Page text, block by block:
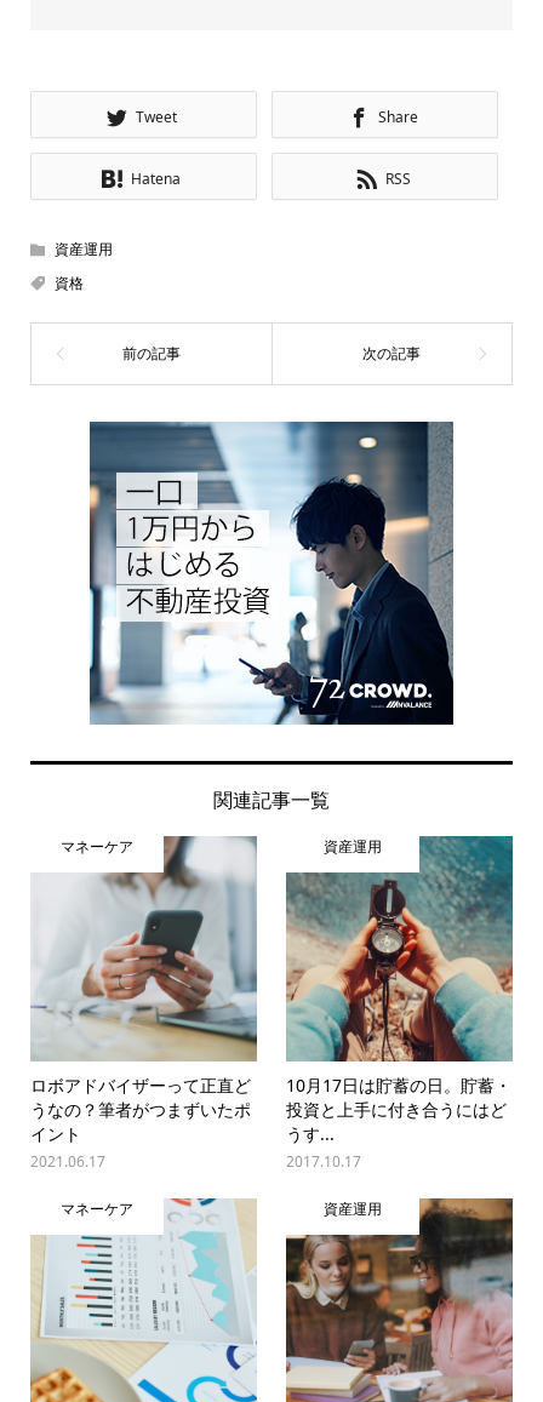
Tweet Share
Hatena RSS
資産運用
資格
関連記事一覧
マネーケア
ロボアドバイザーって正直ど
うなの？筆者がつまずいたポ
イント
2021.06.17
資産運用
10月17日は貯蓄の日。貯蓄・
投資と上手に付き合うにはど
うす...
2017.10.17
マネーケア 資産運用